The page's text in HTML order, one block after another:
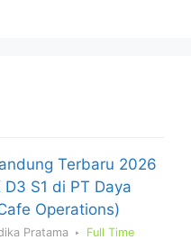
Terbaru 2026
S1 di PT Daya
Operations)
Pratama Full Time